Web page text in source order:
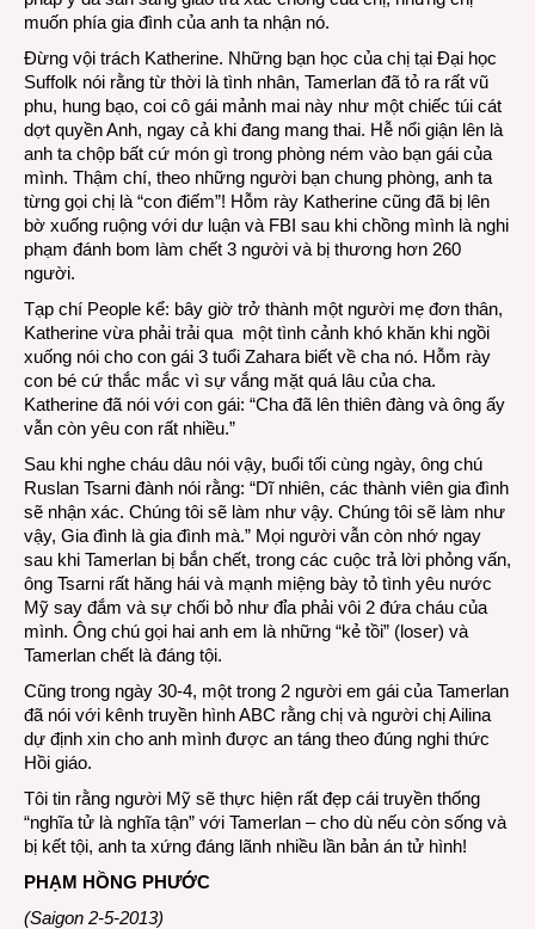
muốn phía gia đình của anh ta nhận nó.
Đừng vội trách Katherine. Những bạn học của chị tại Đại học
Suffolk nói rằng từ thời là tình nhân, Tamerlan đã tỏ ra rất vũ
phu, hung bạo, coi cô gái mảnh mai này như một chiếc túi cát
dợt quyền Anh, ngay cả khi đang mang thai. Hễ nổi giận lên là
anh ta chộp bất cứ món gì trong phòng ném vào bạn gái của
mình. Thậm chí, theo những người bạn chung phòng, anh ta
từng gọi chị là “con điếm”! Hỗm rày Katherine cũng đã bị lên
bờ xuống ruộng với dư luận và FBI sau khi chồng mình là nghi
phạm đánh bom làm chết 3 người và bị thương hơn 260
người.
Tạp chí People kể: bây giờ trở thành một người mẹ đơn thân,
Katherine vừa phải trải qua một tình cảnh khó khăn khi ngồi
xuống nói cho con gái 3 tuổi Zahara biết về cha nó. Hỗm rày
con bé cứ thắc mắc vì sự vắng mặt quá lâu của cha.
Katherine đã nói với con gái: “Cha đã lên thiên đàng và ông ấy
vẫn còn yêu con rất nhiều.”
Sau khi nghe cháu dâu nói vậy, buổi tối cùng ngày, ông chú
Ruslan Tsarni đành nói rằng: “Dĩ nhiên, các thành viên gia đình
sẽ nhận xác. Chúng tôi sẽ làm như vậy. Chúng tôi sẽ làm như
vậy, Gia đình là gia đình mà.” Mọi người vẫn còn nhớ ngay
sau khi Tamerlan bị bắn chết, trong các cuộc trả lời phỏng vấn,
ông Tsarni rất hăng hái và mạnh miệng bày tỏ tình yêu nước
Mỹ say đắm và sự chối bỏ như đỉa phải vôi 2 đứa cháu của
mình. Ông chú gọi hai anh em là những “kẻ tồi” (loser) và
Tamerlan chết là đáng tội.
Cũng trong ngày 30-4, một trong 2 người em gái của Tamerlan
đã nói với kênh truyền hình ABC rằng chị và người chị Ailina
dự định xin cho anh mình được an táng theo đúng nghi thức
Hồi giáo.
Tôi tin rằng người Mỹ sẽ thực hiện rất đẹp cái truyền thống
“nghĩa tử là nghĩa tận” với Tamerlan – cho dù nếu còn sống và
bị kết tội, anh ta xứng đáng lãnh nhiều lần bản án tử hình!
PHẠM HỒNG PHƯỚC
(Saigon 2-5-2013)